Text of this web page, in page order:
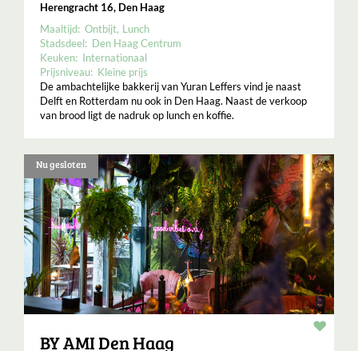
Herengracht 16, Den Haag
Maaltijd: Ontbijt Lunch
Stadsdeel: Den Haag Centrum
Keuken: Internationaal
Prijsniveau: Kleine prijs
De ambachtelijke bakkerij van Yuran Leffers vind je naast
Delft en Rotterdam nu ook in Den Haag. Naast de verkoop
van brood ligt de nadruk op lunch en koffie.
Nu gesloten
BY AMI Den Haag